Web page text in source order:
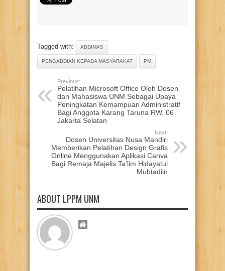
Tagged with: ABDIMAS
PENGABDIAN KEPADA MASYARAKAT PM
Previous:
Pelatihan Microsoft Office Oleh Dosen
dan Mahasiswa UNM Sebagai Upaya
Peningkatan Kemampuan Administratif
Bagi Anggota Karang Taruna RW. 06
Jakarta Selatan
Next:
Dosen Universitas Nusa Mandiri
Memberikan Pelatihan Design Grafis
Online Menggunakan Aplikasi Canva
Bagi Remaja Majelis Ta’lim Hidayatul
Mubtadiin
ABOUT LPPM UNM